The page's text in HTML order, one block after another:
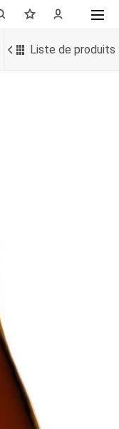
Liste de produits